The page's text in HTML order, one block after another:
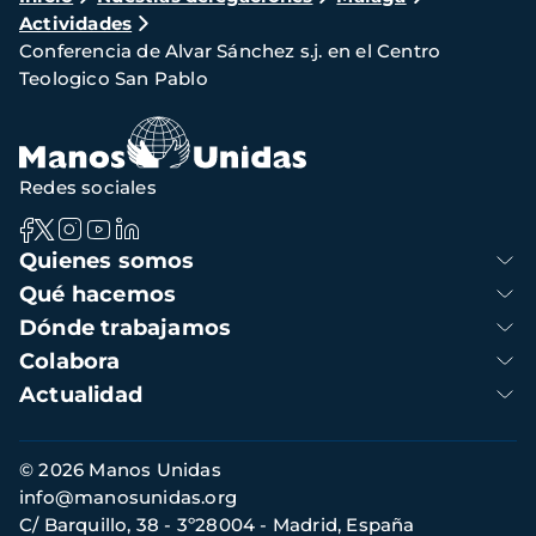
de
navegación
Actividades
Conferencia de Alvar Sánchez s.j. en el Centro
Teologico San Pablo
Navegación
principal
Quienes somos
Qué hacemos
Dónde trabajamos
Colabora
Actualidad
Redes sociales
Información
de
contacto
© 2026 Manos Unidas
C/ Barquillo, 38 - 3º28004 - Madrid, España
info@manosunidas.org